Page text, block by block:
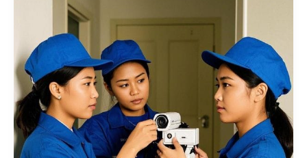
di
Jagakarsa:
Teknologi
Canggih
untuk
Keamanan
Maksimal